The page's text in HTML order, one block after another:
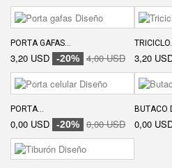
PORTA GAFAS...
3,20 USD -20% 4,00 USD 3,20
PORTA...
0,00 USD -20% 0,00 USD
BUTACO
0,00